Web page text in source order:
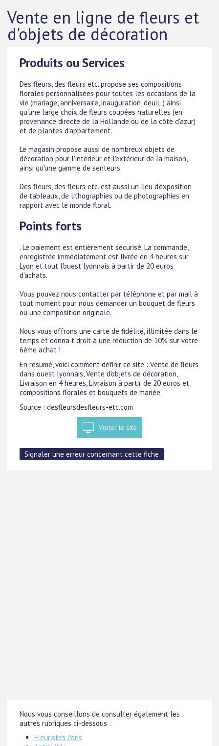
Vente en ligne de fleurs et
d'objets de décoration
Produits ou Services
Des fleurs, des fleurs etc. propose ses compositions
florales personnalisées pour toutes les occasions de la
vie (mariage, anniversaire, inauguration, deuil..) ainsi
qu'une large choix de fleurs coupées naturelles (en
provenance directe de la Hollande ou de la côte d'azur)
et de plantes d'appartement.
Le magasin propose aussi de nombreux objets de
décoration pour l'intérieur et l'extérieur de la maison,
ainsi qu'une gamme de senteurs.
Des fleurs, des fleurs etc. est aussi un lieu d'exposition
de tableaux, de lithographies ou de photographies en
rapport avec le monde floral.
Points forts
. Le paiement est entièrement sécurisé. La commande,
enregistrée immédiatement est livrée en 4 heures sur
Lyon et tout l'ouest lyonnais à partir de 20 euros
d'achats.
Vous pouvez nous contacter par téléphone et par mail à
tout moment pour nous demander un bouquet de fleurs
ou une composition originale.
Nous vous offrons une carte de fidélité, illimitée dans le
temps et donna t droit à une réduction de 10% sur votre
6ème achat !
En résumé, voici comment définir ce site : Vente de fleurs
dans ouest lyonnais, Vente d'objets de décoration,
Livraison en 4 heures, Livraison à partir de 20 euros et
compositions florales et bouquets de mariée.
Source : desfleursdesfleurs-etc.com
Visiter le site
Nous vous conseillons de consulter également les
autres rubriques ci-dessous :
Fleuristes Paris